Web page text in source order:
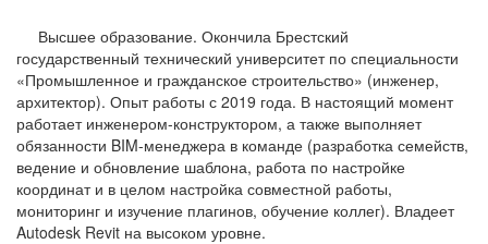
Высшее образование. Окончила Брестский
государственный технический университет по специальности
«Промышленное и гражданское строительство» (инженер,
архитектор). Опыт работы с 2019 года. В настоящий момент
работает инженером-конструктором, а также выполняет
обязанности BIM-менеджера в команде (разработка семейств,
ведение и обновление шаблона, работа по настройке
координат и в целом настройка совместной работы,
мониторинг и изучение плагинов, обучение коллег). Владеет
Autodesk Revit на высоком уровне.